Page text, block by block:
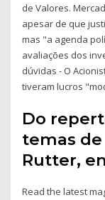
de Valores.
apesar de que
mas "a agenda
avaliações dos
dúvidas - O
tiveram lucros
Do
temas de
Rutter,
Read the latest